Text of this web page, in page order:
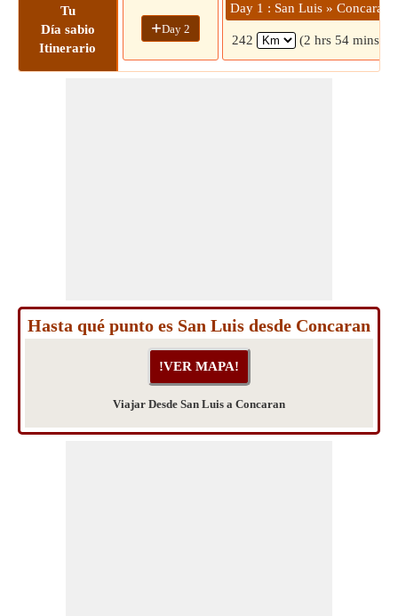
Tu
Día sabio
Itinerario
+Day 2
Day 1 : San Luis » Concaran
242 (2 hrs 54 mins)
Hasta qué punto es San Luis desde Concaran
Viajar Desde San Luis a Concaran